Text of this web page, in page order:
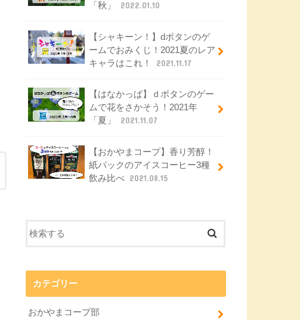
「秋」
2022.01.10
【シャキーン！】dボタンのゲ
ームでおみくじ！2021夏のレア
キャラはこれ！
2021.11.17
【はなかっぱ】ｄボタンのゲー
ムで花をさかそう！2021年
「夏」
2021.11.07
【おかやまコープ】香り芳醇！
紙パックのアイスコーヒー3種
飲み比べ 2021.08.15
カテゴリー
おかやまコープ部